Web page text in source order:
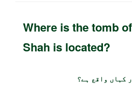
Where is the tomb
Shah is located?
کہاں واقع ہے؟